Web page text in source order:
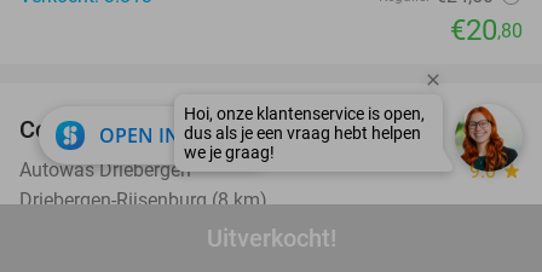
Uitverkocht!
€20,80
45%
Complete autowasbeurt
Autowas Driebergen 9.0star
Driebergen-Rijsenburg (8 km)
OPEN IN APP close